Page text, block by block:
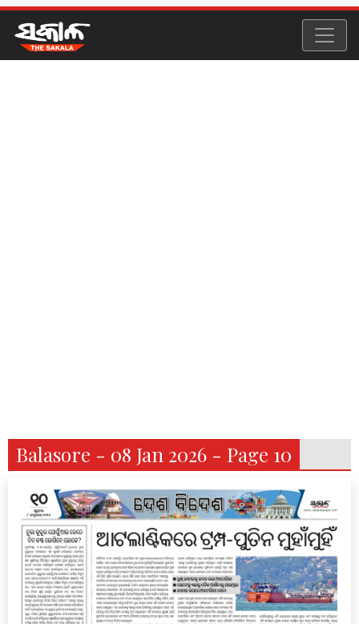
Balasore - 08 Jan 2026 - Page 10